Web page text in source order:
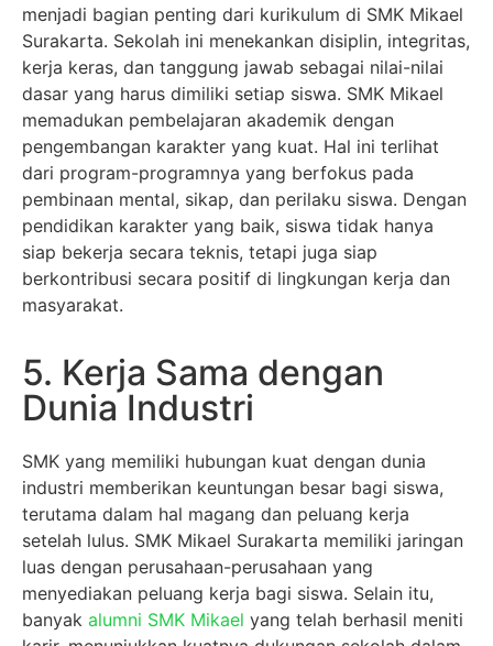
menjadi bagian penting dari kurikulum di SMK Mikael
Surakarta. Sekolah ini menekankan disiplin, integritas,
kerja keras, dan tanggung jawab sebagai nilai-nilai
dasar yang harus dimiliki setiap siswa. SMK Mikael
memadukan pembelajaran akademik dengan
pengembangan karakter yang kuat. Hal ini terlihat
dari program-programnya yang berfokus pada
pembinaan mental, sikap, dan perilaku siswa. Dengan
pendidikan karakter yang baik, siswa tidak hanya
siap bekerja secara teknis, tetapi juga siap
berkontribusi secara positif di lingkungan kerja dan
masyarakat.
5. Kerja Sama dengan
Dunia Industri
SMK yang memiliki hubungan kuat dengan dunia
industri memberikan keuntungan besar bagi siswa,
terutama dalam hal magang dan peluang kerja
setelah lulus. SMK Mikael Surakarta memiliki jaringan
luas dengan perusahaan-perusahaan yang
menyediakan peluang kerja bagi siswa. Selain itu,
banyak alumni SMK Mikael yang telah berhasil meniti